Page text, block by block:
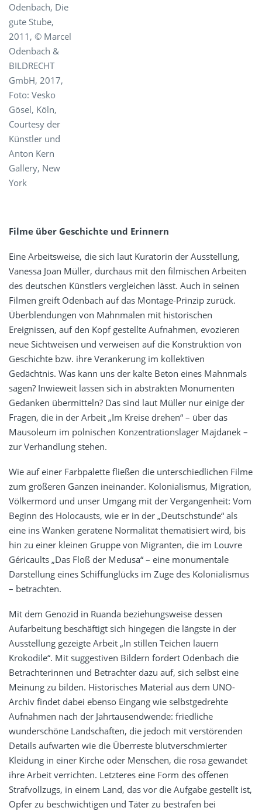
Odenbach, Die
gute Stube,
2011, © Marcel
Odenbach &
BILDRECHT
GmbH, 2017,
Foto: Vesko
Gösel, Köln,
Courtesy der
Künstler und
Anton Kern
Gallery, New
York
Filme über Geschichte und Erinnern
Eine Arbeitsweise, die sich laut Kuratorin der Ausstellung,
Vanessa Joan Müller, durchaus mit den filmischen Arbeiten
des deutschen Künstlers vergleichen lässt. Auch in seinen
Filmen greift Odenbach auf das Montage-Prinzip zurück.
Überblendungen von Mahnmalen mit historischen
Ereignissen, auf den Kopf gestellte Aufnahmen, evozieren
neue Sichtweisen und verweisen auf die Konstruktion von
Geschichte bzw. ihre Verankerung im kollektiven
Gedächtnis. Was kann uns der kalte Beton eines Mahnmals
sagen? Inwieweit lassen sich in abstrakten Monumenten
Gedanken übermitteln? Das sind laut Müller nur einige der
Fragen, die in der Arbeit „Im Kreise drehen“ – über das
Mausoleum im polnischen Konzentrationslager Majdanek –
zur Verhandlung stehen.
Wie auf einer Farbpalette fließen die unterschiedlichen Filme
zum größeren Ganzen ineinander. Kolonialismus, Migration,
Völkermord und unser Umgang mit der Vergangenheit: Vom
Beginn des Holocausts, wie er in der „Deutschstunde“ als
eine ins Wanken geratene Normalität thematisiert wird, bis
hin zu einer kleinen Gruppe von Migranten, die im Louvre
Géricaults „Das Floß der Medusa“ – eine monumentale
Darstellung eines Schiffunglücks im Zuge des Kolonialismus
– betrachten.
Mit dem Genozid in Ruanda beziehungsweise dessen
Aufarbeitung beschäftigt sich hingegen die längste in der
Ausstellung gezeigte Arbeit „In stillen Teichen lauern
Krokodile“. Mit suggestiven Bildern fordert Odenbach die
Betrachterinnen und Betrachter dazu auf, sich selbst eine
Meinung zu bilden. Historisches Material aus dem UNO-
Archiv findet dabei ebenso Eingang wie selbstgedrehte
Aufnahmen nach der Jahrtausendwende: friedliche
wunderschöne Landschaften, die jedoch mit verstörenden
Details aufwarten wie die Überreste blutverschmierter
Kleidung in einer Kirche oder Menschen, die rosa gewandet
ihre Arbeit verrichten. Letzteres eine Form des offenen
Strafvollzugs, in einem Land, das vor die Aufgabe gestellt ist,
Opfer zu beschwichtigen und Täter zu bestrafen bei